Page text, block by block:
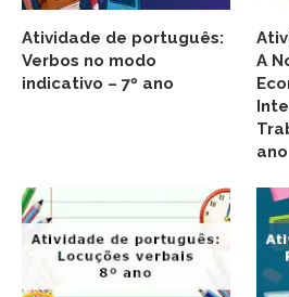
Atividade de português:
Verbos no modo
indicativo – 7º ano
A
ano